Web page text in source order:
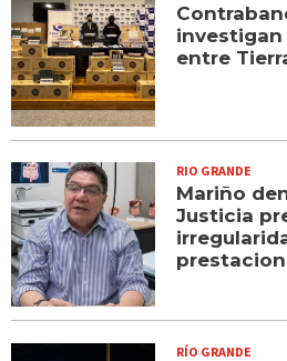
investigan
entre
RIO GRANDE
Mariño
Justicia
RÍO GRANDE